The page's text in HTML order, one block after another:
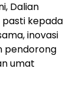
Dalian
kepada
inovasi
pendorong
umat